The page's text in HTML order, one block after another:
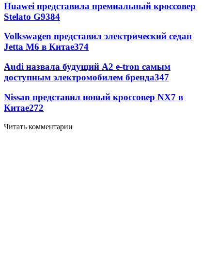
Huawei представила премиальный кроссовер
Stelato G9384
Volkswagen представил электрический седан
Jetta M6 в Китае374
Audi назвала будущий A2 e-tron самым
доступным электромобилем бренда347
Nissan представил новый кроссовер NX7 в
Китае272
Читать комментарии